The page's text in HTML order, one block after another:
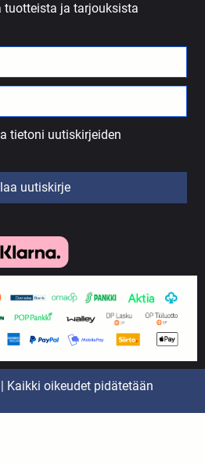
ja tarjouksista
tietoni uutiskirjeiden
uutiskirje
Kaikki oikeudet pidätetään